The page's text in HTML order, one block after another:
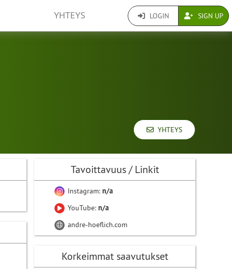
YHTEYS LOGIN SIGN UP
YHTEYS
Tavoittavuus / Linkit
Instagram:n/a
YouTube:n/a
andre-hoeflich.com
Korkeimmat saavutukset